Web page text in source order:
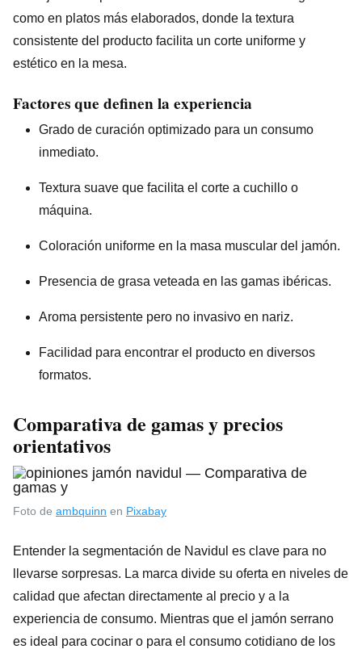
como en platos más elaborados, donde la textura
consistente del producto facilita un corte uniforme y
estético en la mesa.
Factores que definen la experiencia
Grado de curación optimizado para un consumo
inmediato.
Textura suave que facilita el corte a cuchillo o
máquina.
Coloración uniforme en la masa muscular del jamón.
Presencia de grasa veteada en las gamas ibéricas.
Aroma persistente pero no invasivo en nariz.
Facilidad para encontrar el producto en diversos
formatos.
Comparativa de gamas y precios
orientativos
Foto de ambquinn en Pixabay
Entender la segmentación de Navidul es clave para no
llevarse sorpresas. La marca divide su oferta en niveles de
calidad que afectan directamente al precio y a la
experiencia de consumo. Mientras que el jamón serrano
es ideal para cocinar o para el consumo cotidiano de los